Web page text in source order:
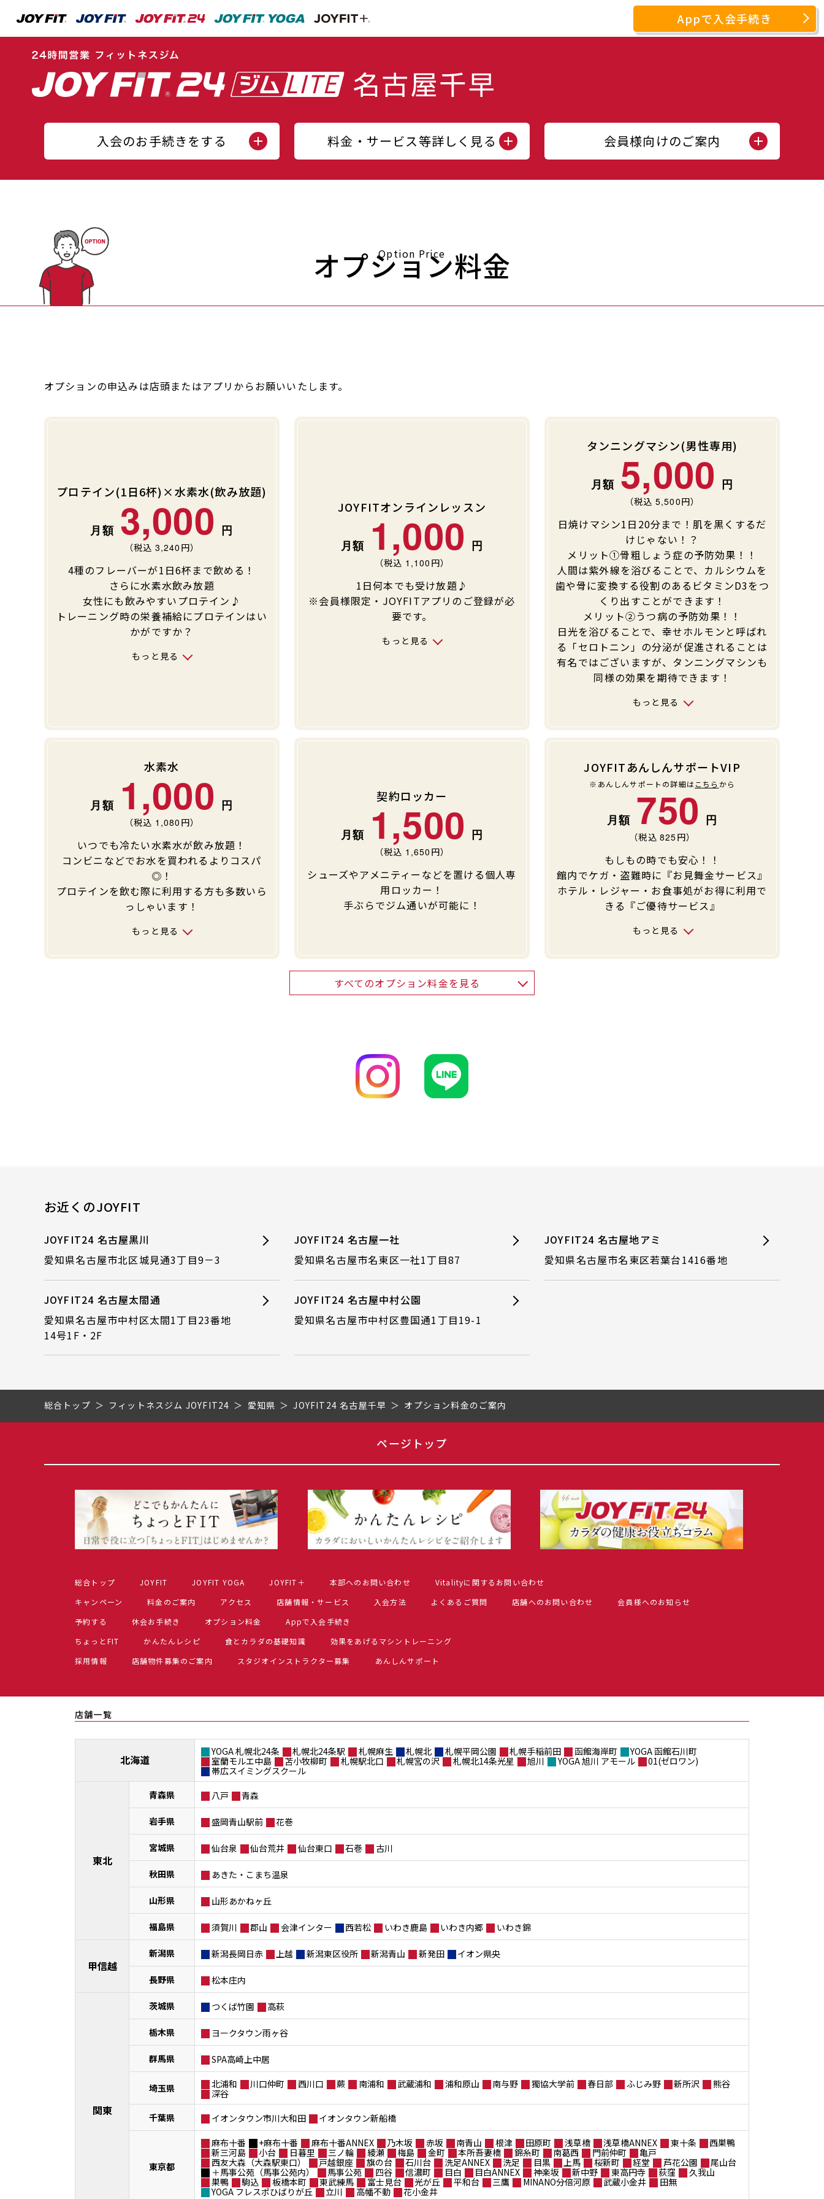
Appで入会手続き
入会のお手続きをする 料金・サービス等詳しく見る 会員様向けのご案内
Option Price
オプション料金
オプションの申込みは店頭またはアプリからお願いいたします。
プロテイン(1日6杯)×水素水(飲み放題)
3,000
（税込 3,240 円）
4種のフレーバーが1日6杯まで飲める！
さらに水素水飲み放題
女性にも飲みやすいプロテイン♪
トレーニング時の栄養補給にプロテインはい
かがですか？
もっと見る
JOYFITオンラインレッスン
1,000
（税込 1,100 円）
1日何本でも受け放題♪
※会員様限定・JOYFITアプリのご登録が必
要です。
もっと見る
タンニングマシン(男性専用)
5,000
（税込 5,500円）
日焼けマシン1日20分まで！肌を黒くするだ
けじゃない！？
メリット①骨粗しょう症の予防効果！！
人間は紫外線を浴びることで、カルシウムを
歯や骨に変換する役割のあるビタミンD3をつ
くり出すことができます！
メリット②うつ病の予防効果！！
日光を浴びることで、幸せホルモンと呼ばれ
る「セロトニン」の分泌が促進されることは
有名ではございますが、タンニングマシンも
同様の効果を期待できます！
もっと見る
水素水
1,000
（税込 1,080 円）
いつでも冷たい水素水が飲み放題！
コンビニなどでお水を買われるよりコスパ
◎！
プロテインを飲む際に利用する方も多数いら
っしゃいます！
もっと見る
契約ロッカー
1,500
（税込 1,650 円）
シューズやアメニティーなどを置ける個人専
用ロッカー！
手ぶらでジム通いが可能に！
JOYFITあんしんサポートVIP
※あんしんサポートの詳細はこちら から
750
（税込825円）
もしもの時でも安心！！
館内でケガ・盗難時に『お見舞金サービス』
ホテル・レジャー・お食事処がお得に利用で
きる『ご優待サービス』
もっと見る
すべてのオプション料金を見る
お近くのJOYFIT
JOYFIT24 名古屋黒川
愛知県名古屋市北区城見通3丁目9－3
JOYFIT24 名古屋一社
愛知県名古屋市名東区一社1丁目87
JOYFIT24 名古屋地アミ
愛知県名古屋市名東区若葉台1416番地
JOYFIT24 名古屋太閤通
愛知県名古屋市中村区太閤1丁目23番地
14号1F・2F
JOYFIT24 名古屋中村公園
愛知県名古屋市中村区豊国通1丁目19-1
総合トップ フィットネスジム JOYFIT24 愛知県 JOYFIT24 名古屋千早 オプション料金のご案内
ページトップ
総合トップ JOYFIT JOYFIT YOGA JOYFIT＋ 本部へのお問い合わせ
Vitalityに関するお問い合わせ
キャンペーン
料金のご案内 アクセス 店舗情報・サービス 入会方法 よくあるご質問 店舗へのお問い合わせ
会員様へのお知らせ
予約する
休会お手続き オプション料金
Appで入会手続き
ちょっとFIT
かんたんレシピ 食とカラダの基礎知識
効果をあげるマシントレーニング
採用情報
店舗物件募集のご案内 スタジオインストラクター募集 あんしんサポート
店舗一覧
北海道
YOGA 札幌北24条 札幌北24条駅 札幌麻生 札幌北 札幌平岡公園 札幌手稲前田 函館海岸町
YOGA 函館石川町
室蘭モルエ中島
苫小牧柳町 札幌駅北口 札幌宮の沢 札幌北14条光星 旭川 YOGA 旭川 アモール
01(ゼロワン)
帯広スイミングスクール
東北
青森県 八戸 青森
岩手県 盛岡青山駅前 花巻
宮城県 仙台泉 仙台荒井 仙台東口 石巻 古川
秋田県 あきた・こまち温泉
山形県 山形あかねヶ丘
福島県 須賀川 郡山 会津インター 西若松 いわき鹿島 いわき内郷 いわき錦
甲信越
新潟県 新潟長岡日赤 上越 新潟東区役所 新潟青山 新発田 イオン県央
長野県 松本庄内
関東
茨城県 つくば竹園 高萩
栃木県 ヨークタウン雨ヶ谷
群馬県 SPA高崎上中居
埼玉県 北浦和 川口仲町 西川口 蕨 南浦和 武蔵浦和 浦和原山 南与野 獨協大学前 春日部 ふじみ野 新所沢
熊谷
深谷
千葉県
イオンタウン市川大和田 イオンタウン新船橋
東京都
麻布十番 +麻布十番 麻布十番ANNEX 乃木坂 赤坂 南青山 根津 田原町 浅草橋 浅草橋ANNEX 東十条
西巣鴨
新三河島
小台 日暮里 三ノ輪 綾瀬 梅島 金町 本所吾妻橋 錦糸町 南葛西 門前仲町
亀戸
西友大森（大森駅東口）
戸越銀座 旗の台 石川台 洗足ANNEX 洗足 目黒 上馬 桜新町 経堂 芦花公園
尾山台
＋馬事公苑（馬事公苑内）
馬事公苑 四谷 信濃町 目白 目白ANNEX 神楽坂 新中野 東高円寺 荻窪
久我山
巣鴨
駒込 板橋本町 東武練馬 富士見台 光が丘 平和台 三鷹 MINANO分倍河原 武蔵小金井
田無
YOGA フレスポひばりが丘
立川 高幡不動 花小金井